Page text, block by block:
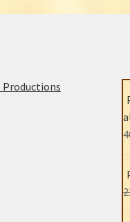
Productions